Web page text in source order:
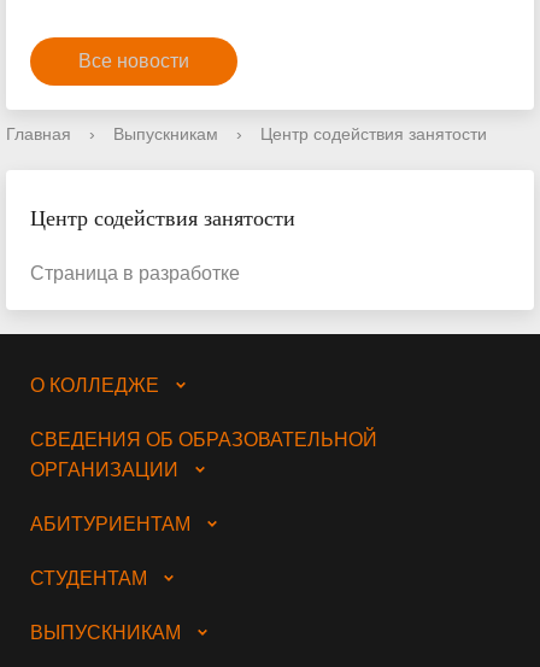
Все новости
Главная › Выпускникам › Центр содействия занятости
Центр содействия занятости
Страница в разработке
О КОЛЛЕДЖЕ
СВЕДЕНИЯ ОБ ОБРАЗОВАТЕЛЬНОЙ
ОРГАНИЗАЦИИ
АБИТУРИЕНТАМ
СТУДЕНТАМ
ВЫПУСКНИКАМ